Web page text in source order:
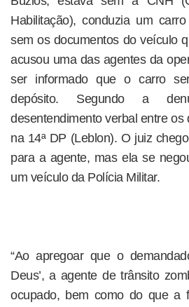
Habilitação), conduzia um
sem os documentos do veículo
acusou uma das agentes da
ser informado que o carro
depósito. Segundo a
desentendimento verbal entre os
na 14ª DP (Leblon). O juiz
para a agente, mas ela se
um veículo da Polícia Militar.
“Ao apregoar que o
Deus’, a agente de trânsito
ocupado, bem como do que a